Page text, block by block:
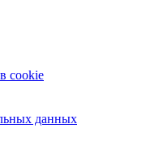
cookie
данных